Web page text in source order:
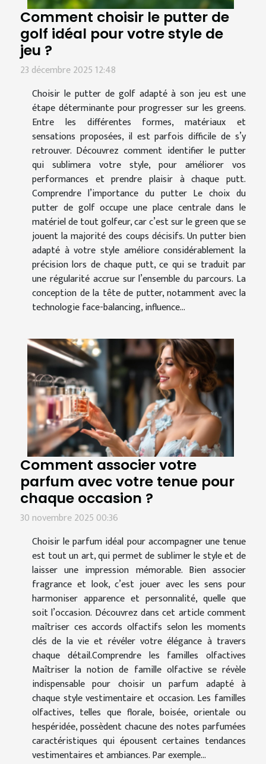
Comment choisir le putter de
golf idéal pour votre style de
jeu ?
23 décembre 2025 12:48
Choisir le putter de golf adapté à son jeu est une
étape déterminante pour progresser sur les greens.
Entre les différentes formes, matériaux et
sensations proposées, il est parfois difficile de s’y
retrouver. Découvrez comment identifier le putter
qui sublimera votre style, pour améliorer vos
performances et prendre plaisir à chaque putt.
Comprendre l’importance du putter Le choix du
putter de golf occupe une place centrale dans le
matériel de tout golfeur, car c’est sur le green que se
jouent la majorité des coups décisifs. Un putter bien
adapté à votre style améliore considérablement la
précision lors de chaque putt, ce qui se traduit par
une régularité accrue sur l’ensemble du parcours. La
conception de la tête de putter, notamment avec la
technologie face-balancing, influence...
Comment associer votre
parfum avec votre tenue pour
chaque occasion ?
30 novembre 2025 00:36
Choisir le parfum idéal pour accompagner une tenue
est tout un art, qui permet de sublimer le style et de
laisser une impression mémorable. Bien associer
fragrance et look, c’est jouer avec les sens pour
harmoniser apparence et personnalité, quelle que
soit l’occasion. Découvrez dans cet article comment
maîtriser ces accords olfactifs selon les moments
clés de la vie et révéler votre élégance à travers
chaque détail.Comprendre les familles olfactives
Maîtriser la notion de famille olfactive se révèle
indispensable pour choisir un parfum adapté à
chaque style vestimentaire et occasion. Les familles
olfactives, telles que florale, boisée, orientale ou
hespéridée, possèdent chacune des notes parfumées
caractéristiques qui épousent certaines tendances
vestimentaires et ambiances. Par exemple...